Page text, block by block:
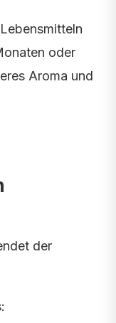
oder
Aroma und
der